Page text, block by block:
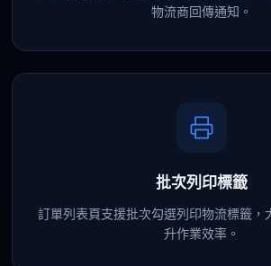
物流商回傳通知。
批次列印標籤
訂單列表頁支援批次勾選列印物流標籤，
升作業效率。